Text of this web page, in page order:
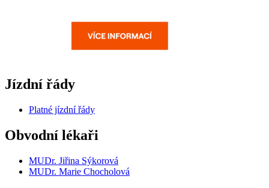
Jízdní řády
Platné jízdní řády
Obvodní lékaři
MUDr. Jiřina Sýkorová
MUDr. Marie Chocholová